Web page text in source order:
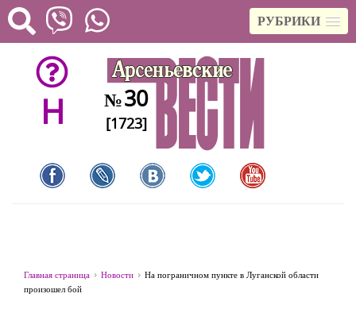
РУБРИКИ
H №30
[1723]
Главная страница Новости
На пограничном пункте в Луганской области
произошел бой